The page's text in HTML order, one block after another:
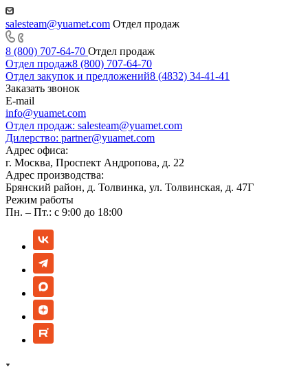
salesteam@yuamet.com Отдел продаж
8 (800) 707-64-70 Отдел продаж
Отдел продаж8 (800) 707-64-70
Отдел закупок и предложений8 (4832) 34-41-41
Заказать звонок
E-mail
info@yuamet.com
Отдел продаж: salesteam@yuamet.com
Дилерство: partner@yuamet.com
Адрес офиса:
г. Москва, Проспект Андропова, д. 22
Адрес производства:
Брянский район, д. Толвинка, ул. Толвинская, д. 47Г
Режим работы
Пн. – Пт.: с 9:00 до 18:00